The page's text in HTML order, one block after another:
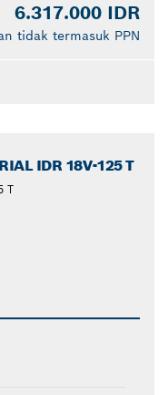
6.317.000 IDR
tidak termasuk PPN
IDR 18V-125 T
T